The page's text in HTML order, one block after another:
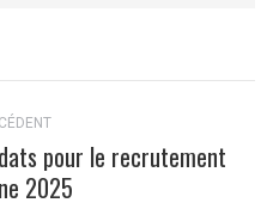
Article
précédent
pour le recrutement
2025